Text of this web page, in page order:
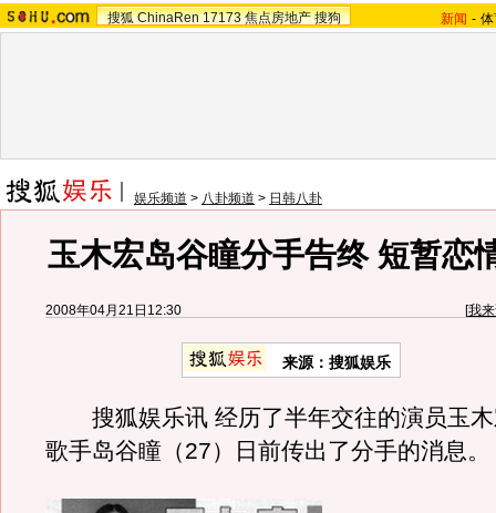
搜狐 ChinaRen 17173 焦点房地产 搜狗 新闻 -
娱乐频道 > 八卦频道 > 日韩八卦
玉木宏岛谷瞳分手告终 短暂恋
2008年04月21日12:30 [我
来源：搜狐娱乐
搜狐娱乐讯 经历了半年交往的演员玉木
歌手岛谷瞳（27）日前传出了分手的消息。